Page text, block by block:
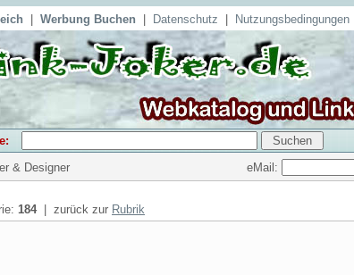
Werbung Buchen Datenschutz Nutzungsbedingungen
& Designer
eMail:
184| zurück zur Rubrik